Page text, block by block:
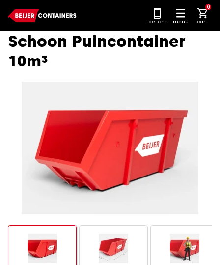
naar
content
bel ons menu cart
0
Schoon Puincontainer
10m³